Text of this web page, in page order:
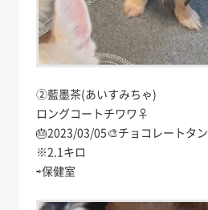
②藍墨茶(あいすみちゃ)
ロングコートチワワ♀
🎂2023/03/05🎨チョコレートタ
※2.1キロ
⇨保健室